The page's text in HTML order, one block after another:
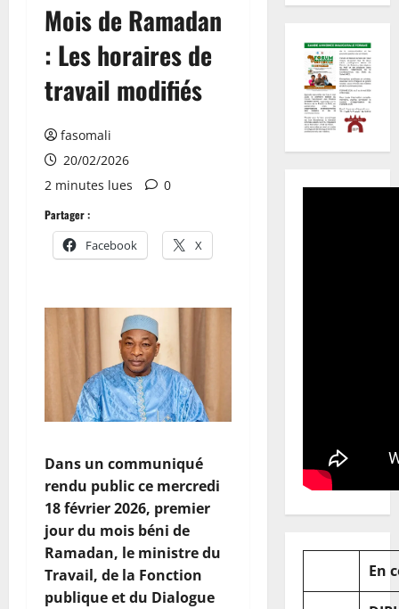
Mois de Ramadan
: Les horaires de
travail modifiés
fasomali
20/02/2026
2 minutes lues
0
Partager :
Facebook X
Dans un communiqué
rendu public ce mercredi
18 février 2026, premier
jour du mois béni de
Ramadan, le ministre du
Travail, de la Fonction
publique et du Dialogue
En